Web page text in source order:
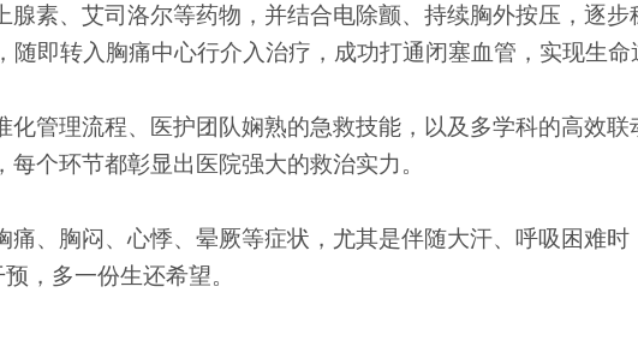
素、艾司洛尔等药物，并结合电除颤、持续胸外按压，逐步
即转入胸痛中心行介入治疗，成功打通闭塞血管，实现生命
管理流程、医护团队娴熟的急救技能，以及多学科的高效
个环节都彰显出医院强大的救治实力。
、胸闷、心悸、晕厥等症状，尤其是伴随大汗、呼吸困难时
，多一份生还希望。